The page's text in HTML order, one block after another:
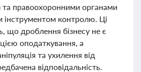
правоохоронними органами
інструментом контролю. Ці
що дроблення бізнесу не є
оподаткування, а
та ухилення від
відповідальність.